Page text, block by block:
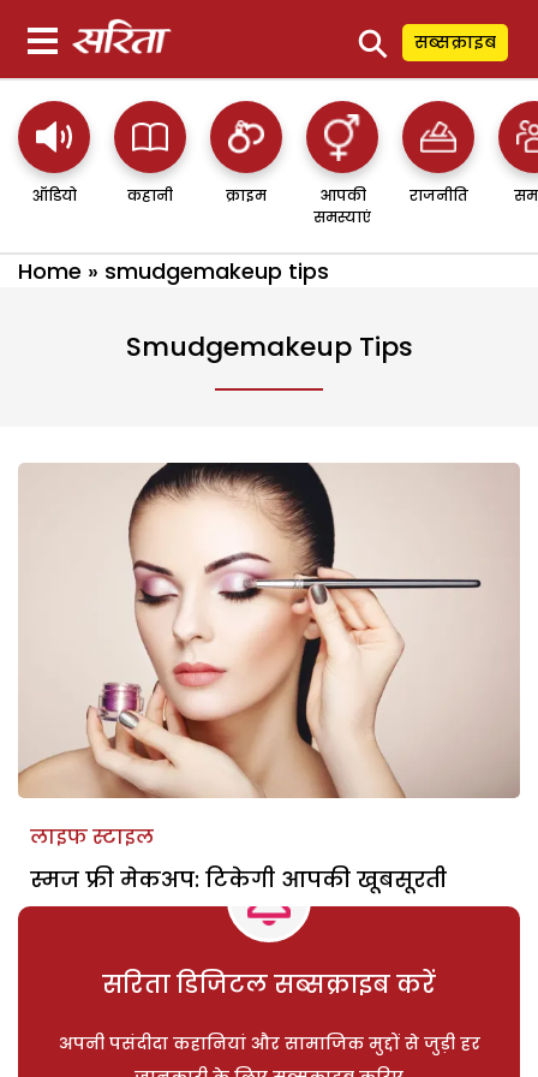
⚲ सब्सक्राइब
ऑडियो कहानी क्राइम
आपकी
समस्याएं
राजनीति
Home » smudgemakeup tips
Smudgemakeup Tips
लाइफ स्टाइल
स्मज फ्री मेकअप: टिकेगी आपकी खूबसूरती
सरिता डिजिटल सब्सक्राइब करें
अपनी पसंदीदा कहानियां और सामाजिक मुद्दों से जुड़ी हर